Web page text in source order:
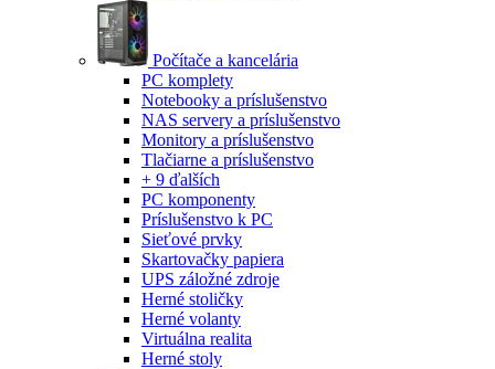
Počítače a kancelária
PC komplety
Notebooky a príslušenstvo
NAS servery a príslušenstvo
Monitory a príslušenstvo
Tlačiarne a príslušenstvo
+ 9 ďalších
PC komponenty
Príslušenstvo k PC
Sieťové prvky
Skartovačky papiera
UPS záložné zdroje
Herné stoličky
Herné volanty
Virtuálna realita
Herné stoly